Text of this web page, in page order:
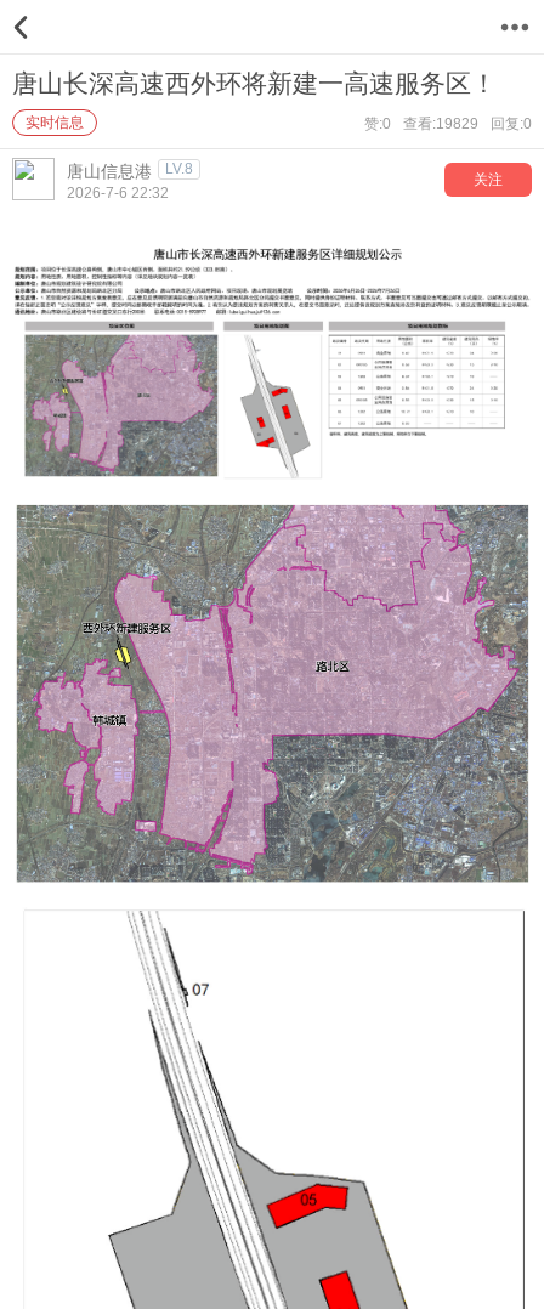
唐山长深高速西外环将新建一高速服务区！
实时信息 赞:0 查看:19829 回复:0
唐山信息港 LV.8
关注
2026-7-6 22:32